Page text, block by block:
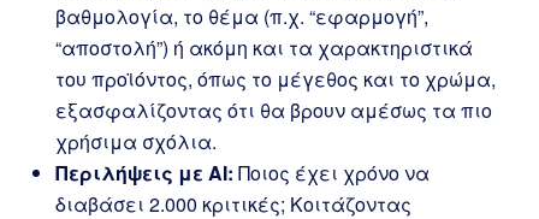
βαθμολογία, το θέμα (π.χ. “εφαρμογή”,
“αποστολή”) ή ακόμη και τα χαρακτηριστικά
του προϊόντος, όπως το μέγεθος και το χρώμα,
εξασφαλίζοντας ότι θα βρουν αμέσως τα πιο
χρήσιμα σχόλια.
Περιλήψεις με AI: Ποιος έχει χρόνο να
διαβάσει 2.000 κριτικές; Κοιτάζοντας